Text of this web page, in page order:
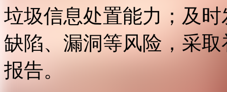
垃圾信息处置能力；及
缺陷、漏洞等风险，采
报告。